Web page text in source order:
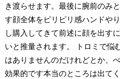
き渡らせます。最後に腕前のみ
す顔全体をピリピリ感ハンドや
し購入してきて前述に顔を出す
いと推量されます。 トロミで悩
はありませんのだけれどとか、
効果的です本当のところは出て